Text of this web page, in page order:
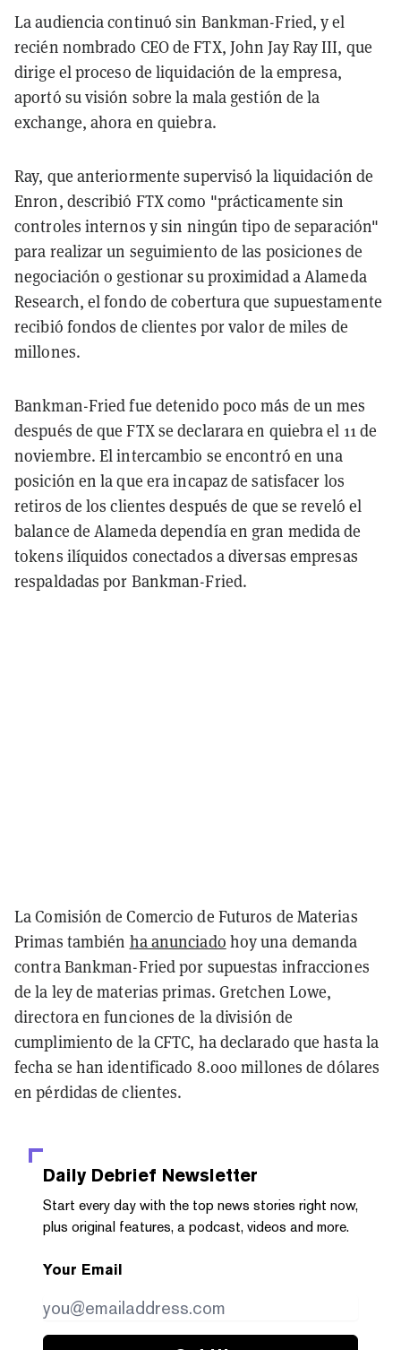
La audiencia continuó sin Bankman-Fried, y el
recién nombrado CEO de FTX, John Jay Ray III, que
dirige el proceso de liquidación de la empresa,
aportó su visión sobre la mala gestión de la
exchange, ahora en quiebra.
Ray, que anteriormente supervisó la liquidación de
Enron, describió FTX como "prácticamente sin
controles internos y sin ningún tipo de separación"
para realizar un seguimiento de las posiciones de
negociación o gestionar su proximidad a Alameda
Research, el fondo de cobertura que supuestamente
recibió fondos de clientes por valor de miles de
millones.
Bankman-Fried fue detenido poco más de un mes
después de que FTX se declarara en quiebra el 11 de
noviembre. El intercambio se encontró en una
posición en la que era incapaz de satisfacer los
retiros de los clientes después de que se reveló el
balance de Alameda dependía en gran medida de
tokens ilíquidos conectados a diversas empresas
respaldadas por Bankman-Fried.
La Comisión de Comercio de Futuros de Materias
Primas también ha anunciado hoy una demanda
contra Bankman-Fried por supuestas infracciones
de la ley de materias primas. Gretchen Lowe,
directora en funciones de la división de
cumplimiento de la CFTC, ha declarado que hasta la
fecha se han identificado 8.000 millones de dólares
en pérdidas de clientes.
Daily Debrief Newsletter
Start every day with the top news stories right now,
plus original features, a podcast, videos and more.
Your Email